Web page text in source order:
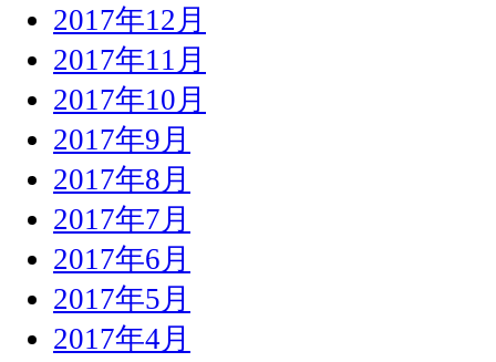
2017年12月
2017年11月
2017年10月
2017年9月
2017年8月
2017年7月
2017年6月
2017年5月
2017年4月